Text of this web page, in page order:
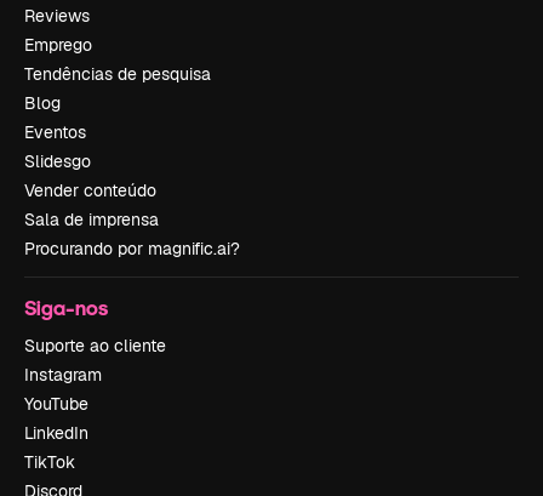
Reviews
Emprego
Tendências de pesquisa
Blog
Eventos
Slidesgo
Vender conteúdo
Sala de imprensa
Procurando por magnific.ai?
Siga-nos
Suporte ao cliente
Instagram
YouTube
LinkedIn
TikTok
Discord